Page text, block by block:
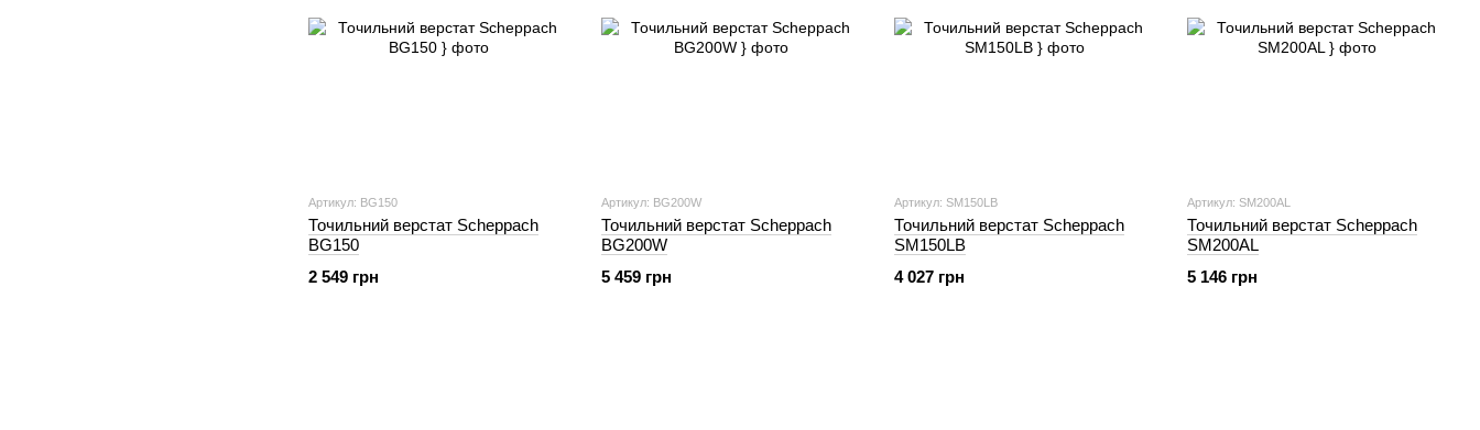
Артикул: BG150
Точильний верстат Scheppach
BG150
2 549 грн
Артикул: BG200W
Точильний верстат Scheppach
BG200W
5 459 грн
Артикул: SM150LВ
Точильний верстат Scheppach
SM150LВ
4 027 грн
Артикул: SM200AL
Точильний верстат Scheppach
SM200AL
5 146 грн